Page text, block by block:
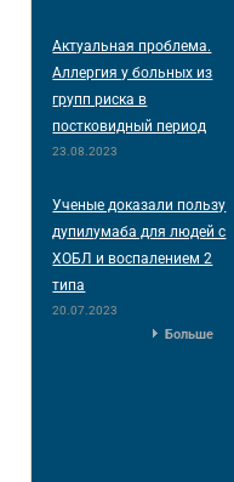
Актуальная проблема.
Аллергия у больных из
групп риска в
постковидный период
23.08.2023
Ученые доказали пользу
дупилумаба для людей с
ХОБЛ и воспалением 2
типа
20.07.2023
Больше